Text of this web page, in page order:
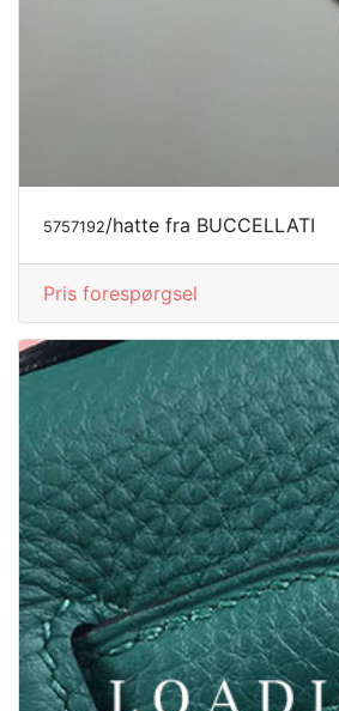
5757192/hatte fra BUCCELLATI
Pris forespørgsel